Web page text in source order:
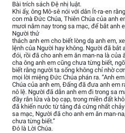
Bài trích sách Đệ nhị luật.
Khi ấy, ông Mô-sê nói với dân Ít-ra-en
con mà Đức Chúa, Thiên Chúa của anh
mươi năm nay trong sa mạc, để bắt anh
Người thử
thách anh em cho biết lòng dạ anh em,
lệnh của Người hay không. Người đã bắt
đói, rồi đã cho anh em ăn man-na là của
cha ông anh em cũng chưa từng biết,
biết rằng người ta sống không chỉ nhờ
mọi lời miệng Đức Chúa phán ra. “Anh
Chúa của anh em, Đấng đã đưa anh em
nô lệ. Người đã dẫn anh em đi trong sa
đầy rắn lửa và bọ cạp, trong miền đất
đã khiến nước từ tảng đá cứng nhất
sa mạc, Người đã cho anh em ăn man-
chưa từng biết.”
Đó là Lời Chúa.